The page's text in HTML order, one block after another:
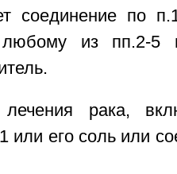
соединение по
из пп.2-5
рака,
или его соль или